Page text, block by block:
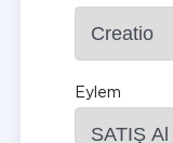
Eylem